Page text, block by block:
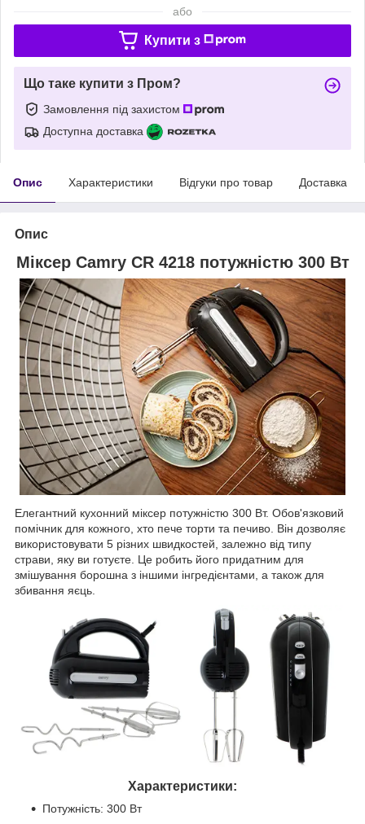
або
Купити з
Що таке купити з Пром?
Замовлення під захистом
Доступна доставка
Опис Характеристики Відгуки про товар Доставка
Опис
Міксер Camry CR 4218 потужністю 300 Вт
Елегантний кухонний міксер потужністю 300 Вт. Обов'язковий
помічник для кожного, хто пече торти та печиво. Він дозволяє
використовувати 5 різних швидкостей, залежно від типу
страви, яку ви готуєте. Це робить його придатним для
змішування борошна з іншими інгредієнтами, а також для
збивання яєць.
Характеристики:
Потужність: 300 Вт